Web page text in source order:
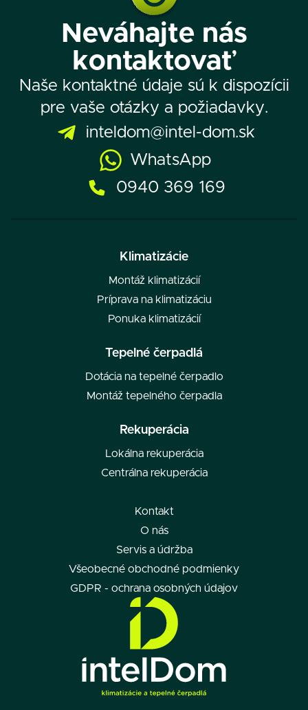
Neváhajte nás
kontaktovať
Naše kontaktné údaje sú k dispozícii
pre vaše otázky a požiadavky.
inteldom@intel-dom.sk
WhatsApp
0940 369 169
Klimatizácie
Montáž klimatizácií
Príprava na klimatizáciu
Ponuka klimatizácií
Tepelné čerpadlá
Dotácia na tepelné čerpadlo
Montáž tepelného čerpadla
Rekuperácia
Lokálna rekuperácia
Centrálna rekuperácia
Kontakt
O nás
Servis a údržba
Všeobecné obchodné podmienky
GDPR - ochrana osobných údajov